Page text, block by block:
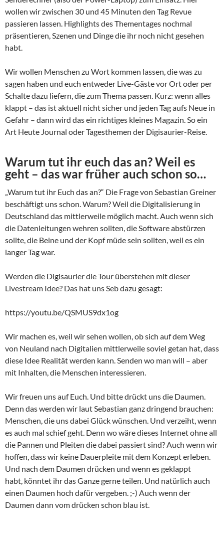
wollen wir zwischen 30 und 45 Minuten den Tag Revue
passieren lassen. Highlights des Thementages nochmal
präsentieren, Szenen und Dinge die ihr noch nicht gesehen
habt.
Wir wollen Menschen zu Wort kommen lassen, die was zu
sagen haben und euch entweder Live-Gäste vor Ort oder per
Schalte dazu liefern, die zum Thema passen. Kurz: wenn alles
klappt – das ist aktuell nicht sicher und jeden Tag aufs Neue in
Gefahr – dann wird das ein richtiges kleines Magazin. So ein
Art Heute Journal oder Tagesthemen der Digisaurier-Reise.
Warum tut ihr euch das an? Weil es
geht – das war früher auch schon so…
„Warum tut ihr Euch das an?“ Die Frage von Sebastian Greiner
beschäftigt uns schon. Warum? Weil die Digitalisierung in
Deutschland das mittlerweile möglich macht. Auch wenn sich
die Datenleitungen wehren sollten, die Software abstürzen
sollte, die Beine und der Kopf müde sein sollten, weil es ein
langer Tag war.
Werden die Digisaurier die Tour überstehen mit dieser
Livestream Idee? Das hat uns Seb dazu gesagt:
https://youtu.be/QSMUS9dx1og
Wir machen es, weil wir sehen wollen, ob sich auf dem Weg
von Neuland nach Digitalien mittlerweile soviel getan hat, dass
diese Idee Realität werden kann. Senden wo man will – aber
mit Inhalten, die Menschen interessieren.
Wir freuen uns auf Euch. Und bitte drückt uns die Daumen.
Denn das werden wir laut Sebastian ganz dringend brauchen:
Menschen, die uns dabei Glück wünschen. Und verzeiht, wenn
es auch mal schief geht. Denn wo wäre dieses Internet ohne all
die Pannen und Pleiten die dabei passiert sind? Auch wenn wir
hoffen, dass wir keine Dauerpleite mit dem Konzept erleben.
Und nach dem Daumen drücken und wenn es geklappt
habt, könntet ihr das Ganze gerne teilen. Und natürlich auch
einen Daumen hoch dafür vergeben. ;-) Auch wenn der
Daumen dann vom drücken schon blau ist.